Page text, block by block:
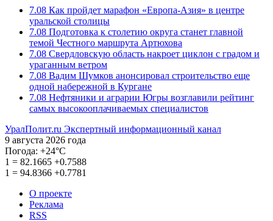
7.08 Как пройдет марафон «Европа-Азия» в центре
уральской столицы
7.08 Подготовка к столетию округа станет главной
темой Честного маршрута Артюхова
7.08 Свердловскую область накроет циклон с градом и
ураганным ветром
7.08 Вадим Шумков анонсировал строительство еще
одной набережной в Кургане
7.08 Нефтяники и аграрии Югры возглавили рейтинг
самых высокооплачиваемых специалистов
УралПолит.ru Экспертный информационный канал
9 августа 2026 года
Погода: +24°С
1 = 82.1665 +0.7588
1 = 94.8366 +0.7781
О проекте
Реклама
RSS